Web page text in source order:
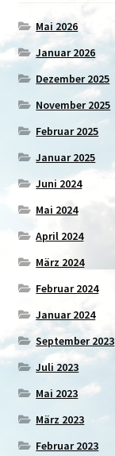
Mai 2026
Januar 2026
Dezember 2025
November 2025
Februar 2025
Januar 2025
Juni 2024
Mai 2024
April 2024
März 2024
Februar 2024
Januar 2024
September 2023
Juli 2023
Mai 2023
März 2023
Februar 2023